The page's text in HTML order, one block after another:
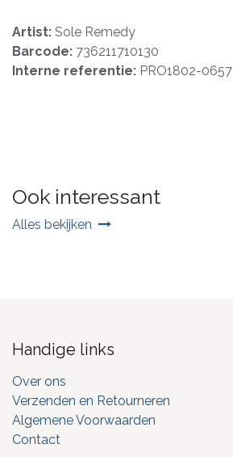
Artist: Sole Remedy
Barcode: 736211710130
Interne referentie: PRO1802-0657
Ook interessant
Alles bekijken
Handige links
Over ons
Verzenden en Retourneren
Algemene Voorwaarden
Contact